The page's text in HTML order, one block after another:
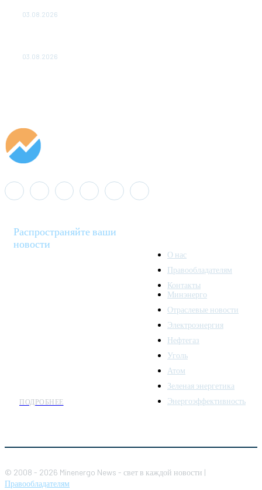
03.08.2026
03.08.2026
Распространяйте ваши
новости
ПОДРОБНЕЕ
О нас
Правообладателям
Контакты
Минэнерго
Отраслевые новости
Электроэнергия
Нефтегаз
Уголь
Атом
Зеленая энергетика
Энергоэффективность
© 2008 - 2026 Minenergo News - свет в каждой новости |
Правообладателям